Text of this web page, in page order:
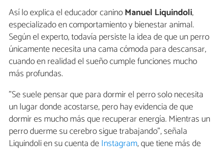
Así lo explica el educador caninoManuel Liquindoli,
especializado en comportamiento y bienestar animal.
Según el experto, todavía persiste la idea de que un perro
únicamente necesita una cama cómoda para descansar,
cuando en realidad el sueño cumple funciones mucho
más profundas.
"Se suele pensar que para dormir el perro solo necesita
un lugar donde acostarse, pero hay evidencia de que
dormir es mucho más que recuperar energía. Mientras un
perro duerme su cerebro sigue trabajando", señala
Liquindoli en su cuenta deInstagram, que tiene más de